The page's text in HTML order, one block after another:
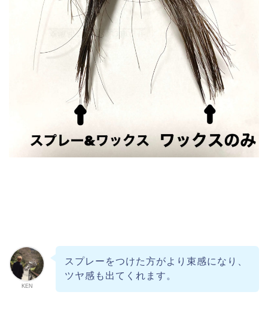
KEN
スプレーをつけた方がより束感になり、
ツヤ感も出てくれます。